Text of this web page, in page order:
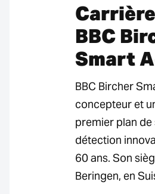
BBC
Smart
BBC Bircher
concepteur et
premier plan
détection
60 ans. Son
Beringen, en